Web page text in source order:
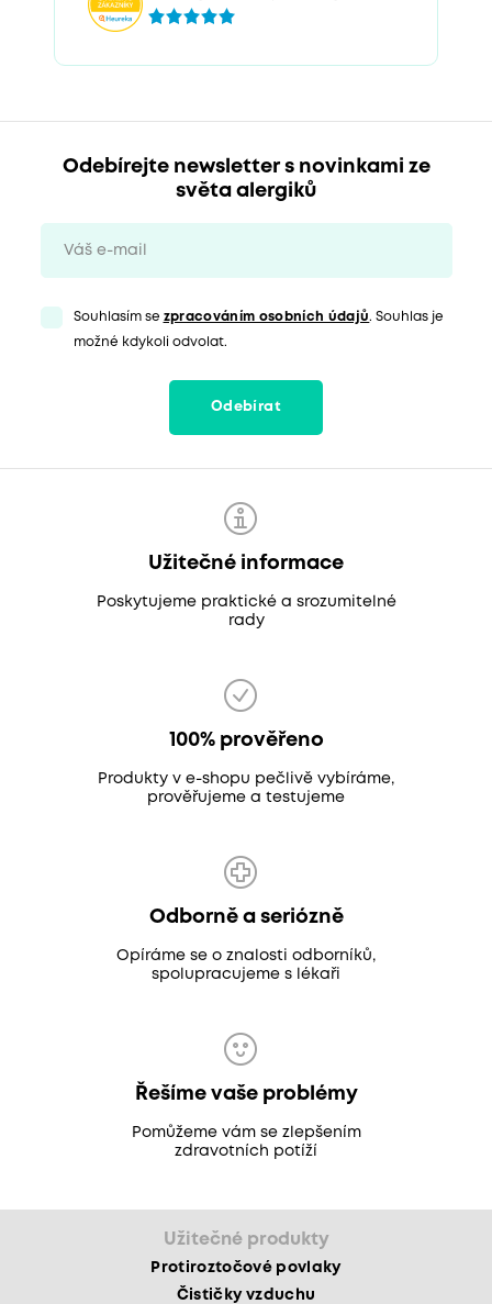
Odebírejte newsletter s novinkami ze
světa alergiků
Souhlasím se zpracováním osobních údajů. Souhlas je
možné kdykoli odvolat.
Odebírat
Užitečné informace
Poskytujeme praktické a srozumitelné
rady
100% prověřeno
Produkty v e-shopu pečlivě vybíráme,
prověřujeme a testujeme
Odborně a seriózně
Opíráme se o znalosti odborníků,
spolupracujeme s lékaři
Řešíme vaše problémy
Pomůžeme vám se zlepšením
zdravotních potíží
Užitečné produkty
Protiroztočové povlaky
Čističky vzduchu